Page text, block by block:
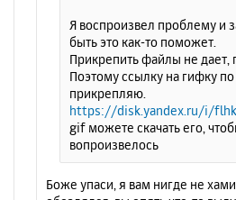
Я воспроизвел проблему и
быть это как-то поможет.
Прикрепить файлы не
Поэтому ссылку на гифку
прикрепляю.
https://disk.yandex.ru/i/
gif можете скачать его,
вопроизвелось
Боже упаси, я вам нигде не